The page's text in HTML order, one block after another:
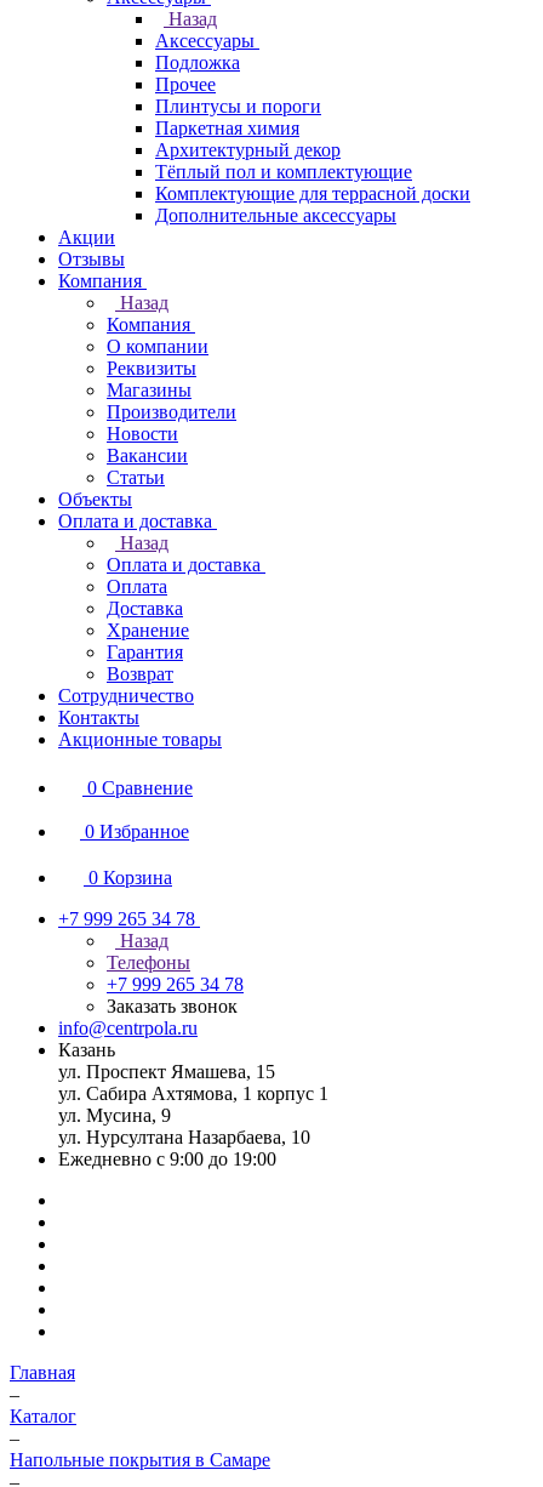
Назад
Аксессуары
Подложка
Прочее
Плинтусы и пороги
Паркетная химия
Архитектурный декор
Тёплый пол и комплектующие
Комплектующие для террасной доски
Дополнительные аксессуары
Акции
Отзывы
Компания
Назад
Компания
О компании
Реквизиты
Магазины
Производители
Новости
Вакансии
Статьи
Объекты
Оплата и доставка
Назад
Оплата и доставка
Оплата
Доставка
Хранение
Гарантия
Возврат
Сотрудничество
Контакты
Акционные товары
0 Сравнение
0 Избранное
0 Корзина
+7 999 265 34 78
Назад
Телефоны
+7 999 265 34 78
Заказать звонок
info@centrpola.ru
Казань
ул. Проспект Ямашева, 15
ул. Сабира Ахтямова, 1 корпус 1
ул. Мусина, 9
ул. Нурсултана Назарбаева, 10
Ежедневно с 9:00 до 19:00
Главная
–
Каталог
–
Напольные покрытия в Самаре
–